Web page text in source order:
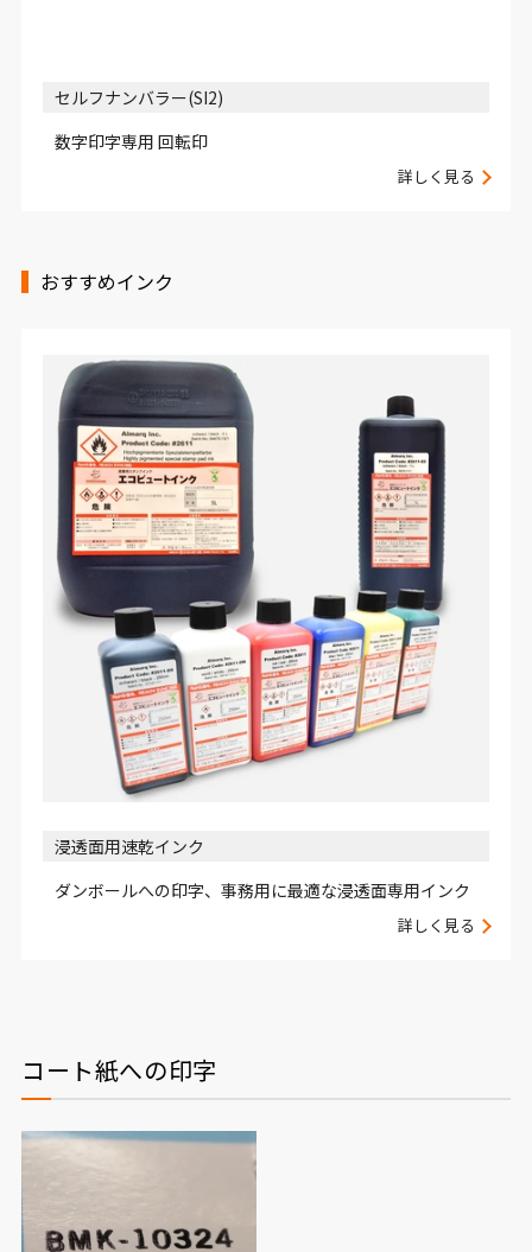
セルフナンバラー(SI2)
数字印字専用 回転印
詳しく見る
おすすめインク
浸透面用速乾インク
ダンボールへの印字、事務用に最適な浸透面専用インク
詳しく見る
コート紙への印字